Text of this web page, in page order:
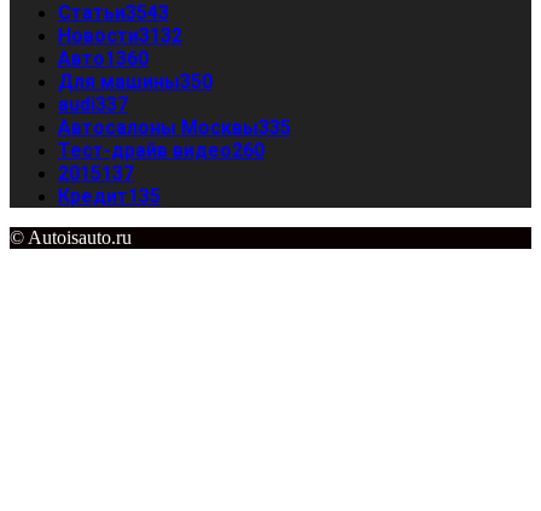
Статьи3543
Новости3132
Авто1360
Для машины350
audi337
Автосалоны Москвы335
Тест-драйв видео260
2015137
Кредит135
© Autoisauto.ru